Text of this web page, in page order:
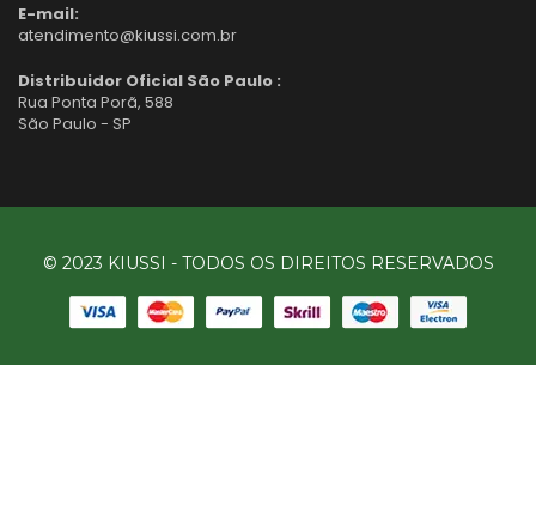
E-mail:
atendimento@kiussi.com.br
Distribuidor Oficial São Paulo :
Rua Ponta Porã, 588
São Paulo - SP
© 2023 KIUSSI - TODOS OS DIREITOS RESERVADOS